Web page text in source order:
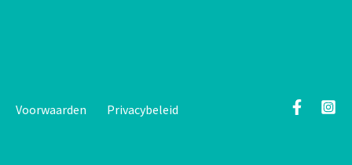
Voorwaarden Privacybeleid